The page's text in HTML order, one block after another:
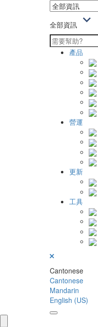
全部資訊
產品
營運
更新
工具
Cantonese
Cantonese
Mandarin
English (US)